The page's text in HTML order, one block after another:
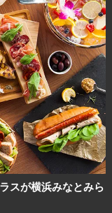
スが横浜みなとみら